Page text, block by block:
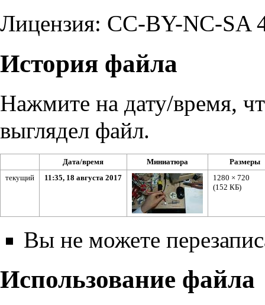
Лицензия: CC-BY-NC-SA
История файла
Нажмите на дату/время,
выглядел файл.
Дата/время Миниатюра
Размеры
текущий
11:35, 18 августа 2017
1280 × 720
(152 КБ)
Вы не можете
Использование файла